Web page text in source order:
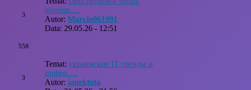
3
investin.....
Autor:Marcin061991
Data: 29.05.26 - 12:51
558
3
Temat:украинские IT-тренды и
цифро.....
Autor: janektuta